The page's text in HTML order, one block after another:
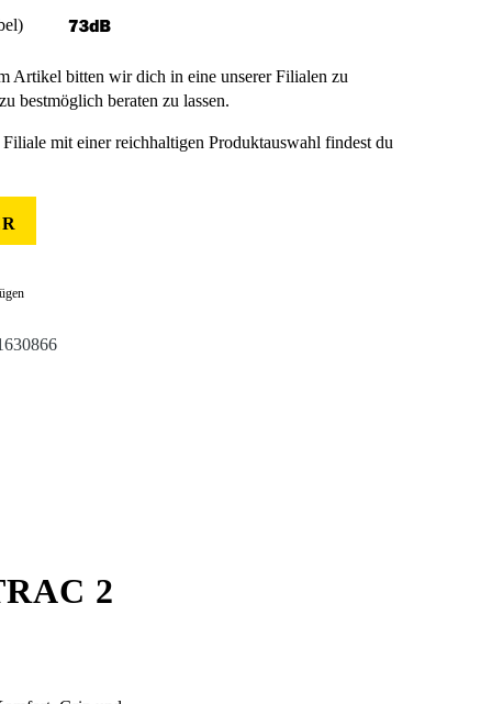
Artikel bitten wir dich in eine unserer Filialen zu
bestmöglich beraten zu lassen.
Filiale mit einer reichhaltigen Produktauswahl findest du
2